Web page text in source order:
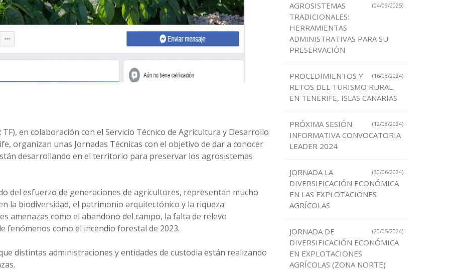
TF), en colaboración con el Servicio Técnico de Agricultura y Desarrollo
organizan unas Jornadas Técnicas con el objetivo de dar a conocer
desarrollando en el territorio para preservar los agrosistemas
del esfuerzo de generaciones de agricultores, representan mucho
la biodiversidad, el patrimonio arquitectónico y la riqueza
amenazas como el abandono del campo, la falta de relevo
fenómenos como el incendio forestal de 2023.
distintas administraciones y entidades de custodia están realizando
(04/09/2025)
AGROSISTEMAS
TRADICIONALES:
HERRAMIENTAS
ADMINISTRATIVAS PARA SU
PRESERVACIÓN
(16/08/2024)
PROCEDIMIENTOS Y
RETOS DEL TURISMO RURAL
EN TENERIFE, ISLAS CANARIAS
(12/08/2024)
PRÓXIMA SESIÓN
INFORMATIVA CONVOCATORIA
LEADER 2024
(30/06/2024)
JORNADA LA
DIVERSIFICACIÓN ECONÓMICA
EN LAS EXPLOTACIONES
AGRÍCOLAS
(20/05/2024)
JORNADA DE
DIVERSIFICACIÓN ECONÓMICA
EN EXPLOTACIONES
AGRÍCOLAS (ZONA NORTE)